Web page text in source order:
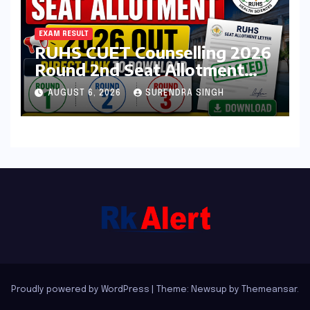
EXAM RESULT
RUHS CUET Counselling 2026
Round 2nd Seat Allotment
Result Out : Download
College Allotment Letter,
College Reporting Begins
AUGUST 6, 2026 SURENDRA SINGH
Proudly powered by WordPress Theme: Newsup by Themeansar.